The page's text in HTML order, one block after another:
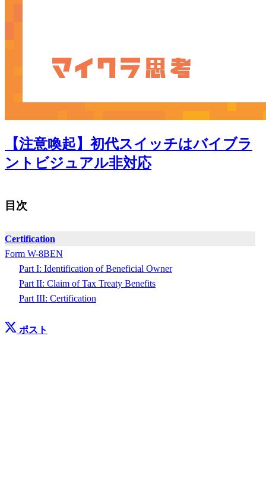
【注意喚起】初代スイッチはバイブラ
ントビジュアル非対応
目次
Certification
Form W-8BEN
Part I: Identification of Beneficial Owner
Part II: Claim of Tax Treaty Benefits
Part III: Certification
ポスト